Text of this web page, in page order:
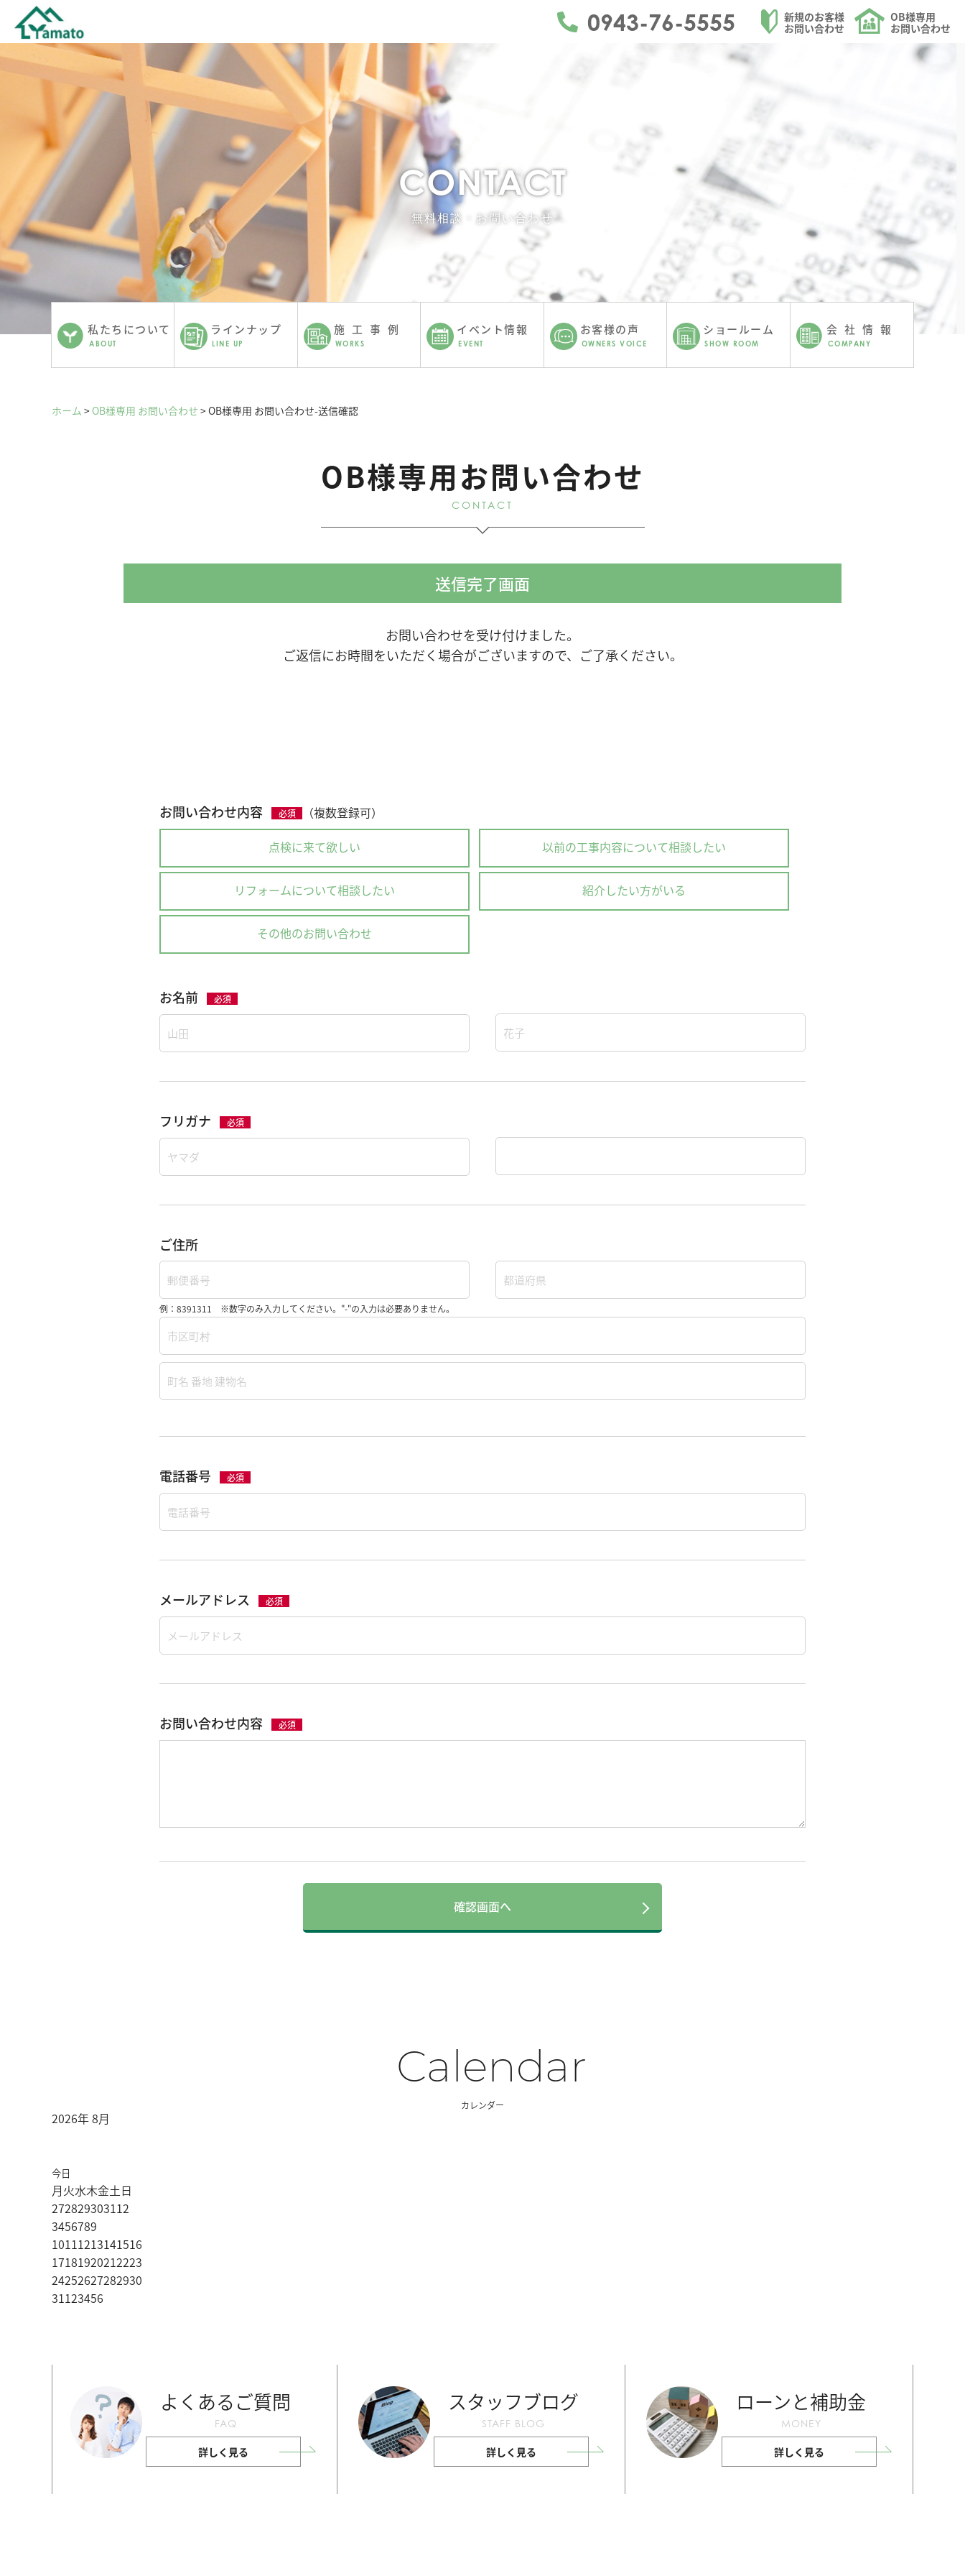
うきは市・久留米市・朝倉市・日田市を中心にリフォームを請け負う大和ハウジングのOB様専用 お問い合わせ-送
0943-76-5555
新規のお客様
お問い合わせ
OB様専用
お問い合わせ
私たちについて
ABOUT
ラインナップ
LINE UP
施工事例
WORKS
イベント情報
EVENT
お客様の声
OWNERS VOICE
ショールーム
SHOW ROOM
会社情報
COMPANY
CONTACT
無料相談・お問い合わせ
ホーム > OB様専用 お問い合わせ > OB様専用 お問い合わせ-送信確認
OB様専用お問い合わせ
CONTACT
送信完了画面
お問い合わせを受け付けました。
ご返信にお時間をいただく場合がございますので、ご了承ください。
お問い合わせ内容 必須
（複数登録可）
点検に来て欲しい
以前の工事内容について相談したい
リフォームについて相談したい 紹介したい方がいる
その他のお問い合わせ
お名前 必須
フリガナ 必須
ご住所
例：8391311 ※数字のみ入力してください。"-"の入力は必要ありません。
電話番号 必須
メールアドレス 必須
お問い合わせ内容 必須
Calendar
カレンダー
2026年 8月
今日
月火水木金土日
272829303112
3456789
10111213141516
17181920212223
24252627282930
31123456
よくあるご質問
FAQ
詳しく見る
スタッフブログ
STAFF BLOG
詳しく見る
ローンと補助金
MONEY
詳しく見る